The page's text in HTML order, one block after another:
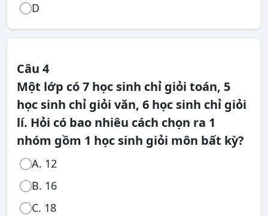
D
Câu 4
Một lớp có 7 học sinh chỉ giỏi toán, 5
học sinh chỉ giỏi văn, 6 học sinh chỉ giỏi
lí. Hỏi có bao nhiêu cách chọn ra 1
nhóm gồm 1 học sinh giỏi môn bất kỳ?
A. 12
B. 16
C. 18